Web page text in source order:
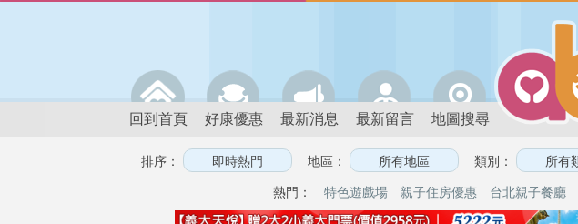
回到首頁 好康優惠 最新消息 最新留言 地圖搜尋
排序： 地區： 類別：
熱門： 特色遊戲場 親子住房優惠 台北親子餐廳